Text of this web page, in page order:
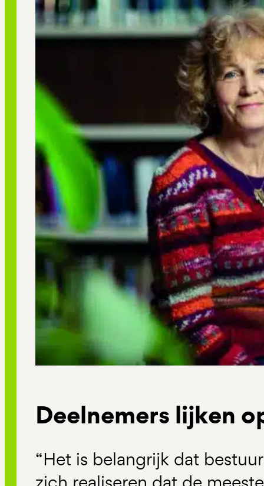
Deelnemers lijken
“Het is belangrijk dat